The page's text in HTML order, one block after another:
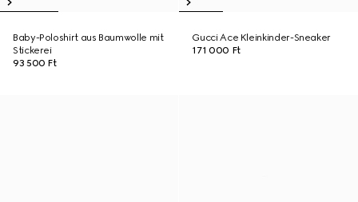
Baby-Poloshirt aus Baumwolle mit
Stickerei
93 500 Ft
Gucci Ace Kleinkinder-Sneaker
171 000 Ft